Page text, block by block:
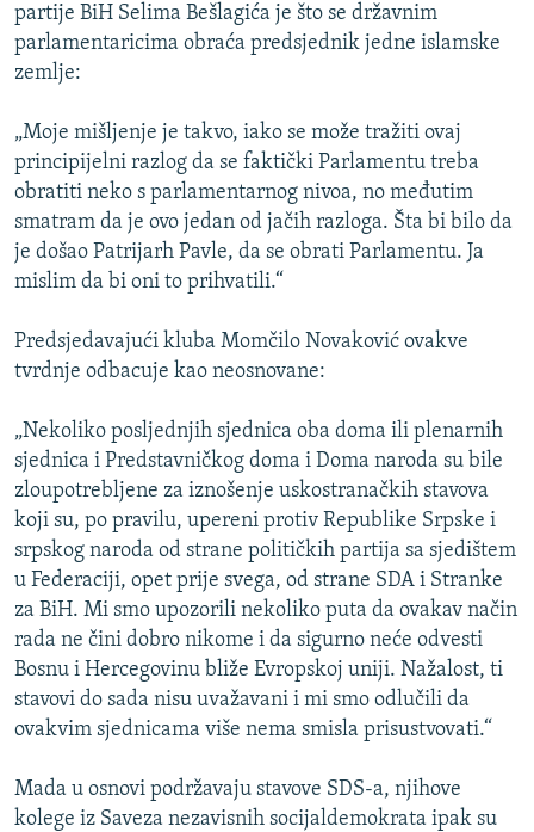
partije BiH Selima Bešlagića je što se državnim
parlamentaricima obraća predsjednik jedne islamske
zemlje:
„Moje mišljenje je takvo, iako se može tražiti ovaj
principijelni razlog da se faktički Parlamentu treba
obratiti neko s parlamentarnog nivoa, no međutim
smatram da je ovo jedan od jačih razloga. Šta bi bilo da
je došao Patrijarh Pavle, da se obrati Parlamentu. Ja
mislim da bi oni to prihvatili.“
Predsjedavajući kluba Momčilo Novaković ovakve
tvrdnje odbacuje kao neosnovane:
„Nekoliko posljednjih sjednica oba doma ili plenarnih
sjednica i Predstavničkog doma i Doma naroda su bile
zloupotrebljene za iznošenje uskostranačkih stavova
koji su, po pravilu, upereni protiv Republike Srpske i
srpskog naroda od strane političkih partija sa sjedištem
u Federaciji, opet prije svega, od strane SDA i Stranke
za BiH. Mi smo upozorili nekoliko puta da ovakav način
rada ne čini dobro nikome i da sigurno neće odvesti
Bosnu i Hercegovinu bliže Evropskoj uniji. Nažalost, ti
stavovi do sada nisu uvažavani i mi smo odlučili da
ovakvim sjednicama više nema smisla prisustvovati.“
Mada u osnovi podržavaju stavove SDS-a, njihove
kolege iz Saveza nezavisnih socijaldemokrata ipak su